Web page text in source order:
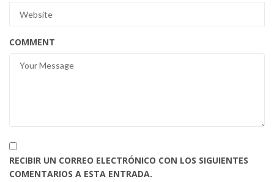
COMMENT
RECIBIR UN CORREO ELECTRÓNICO CON LOS SIGUIENTES
COMENTARIOS A ESTA ENTRADA.